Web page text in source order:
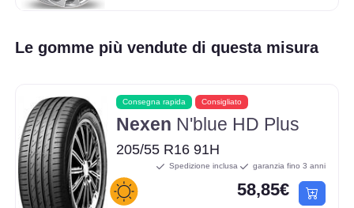
Le gomme più vendute di questa misura
Consegna rapida Consigliato
Nexen N'blue HD Plus
205/55 R16 91H
Spedizione inclusa garanzia fino 3 anni
58,85€